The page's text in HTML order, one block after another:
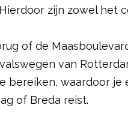
zijn zowel het
of de
van
bereiken, waardoor
of Breda reist.